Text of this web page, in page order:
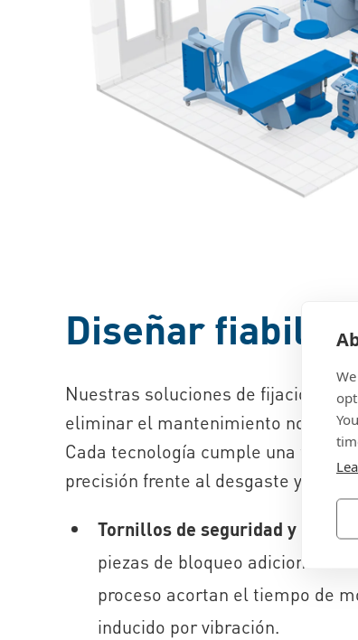
Diseñar
Nuestras soluciones de fijación
eliminar el mantenimiento no
Cada tecnología cumple una
precisión frente al desgaste y las
Tornillos de seguridad y bloqueo
piezas de bloqueo adicionales.
proceso acortan el tiempo de
inducido por vibración.